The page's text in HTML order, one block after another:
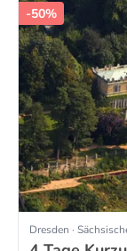
-50%
Dresden ·